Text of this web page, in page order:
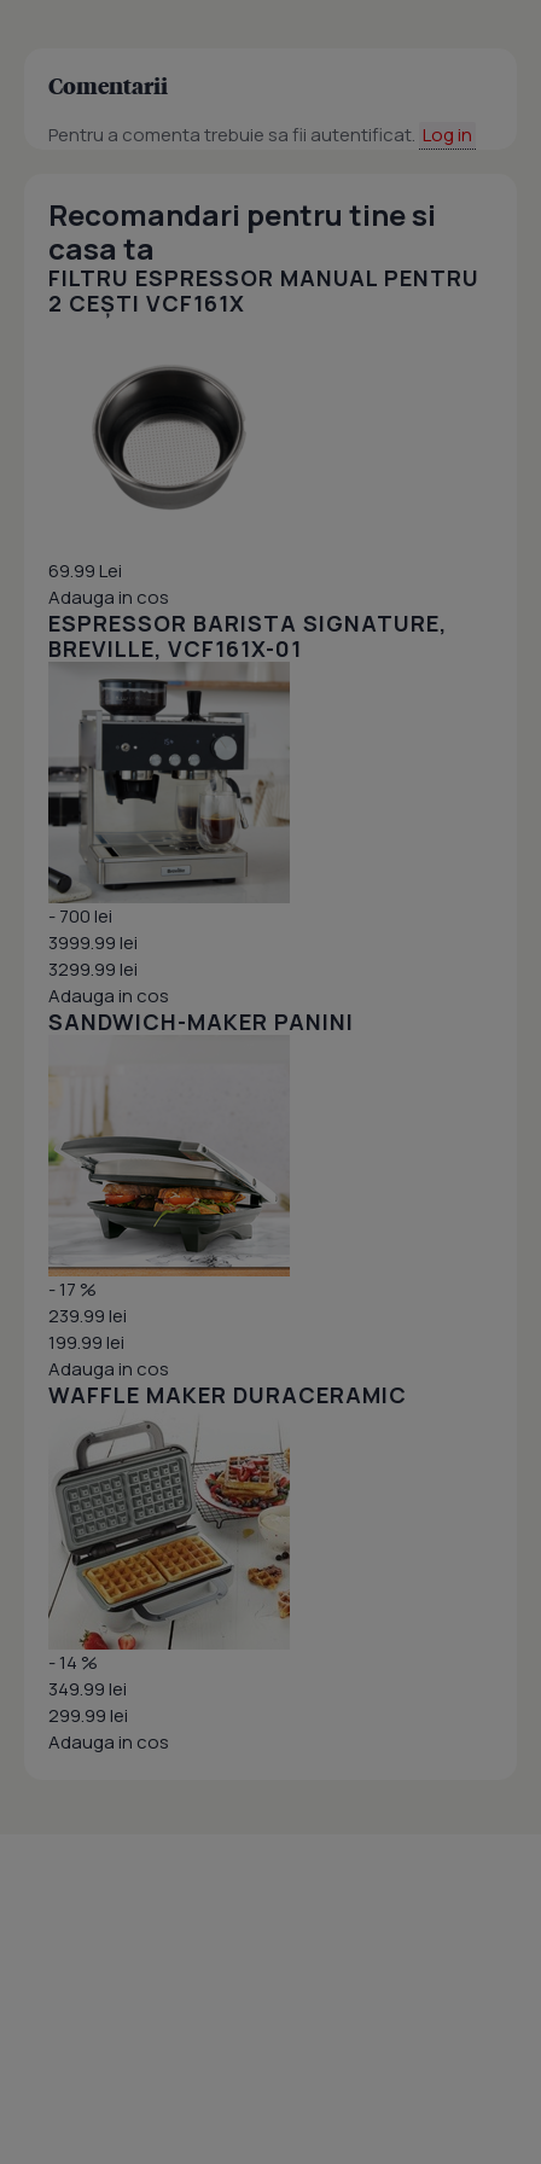
Comentarii
Pentru a comenta trebuie sa fii autentificat. Log in
Recomandari pentru tine si
casa ta
FILTRU ESPRESSOR MANUAL PENTRU
2 CEȘTI VCF161X
69.99 Lei
Adauga in cos
ESPRESSOR BARISTA SIGNATURE,
BREVILLE, VCF161X-01
- 700 lei
3999.99 lei
3299.99 lei
Adauga in cos
SANDWICH-MAKER PANINI
- 17 %
239.99 lei
199.99 lei
Adauga in cos
WAFFLE MAKER DURACERAMIC
- 14 %
349.99 lei
299.99 lei
Adauga in cos